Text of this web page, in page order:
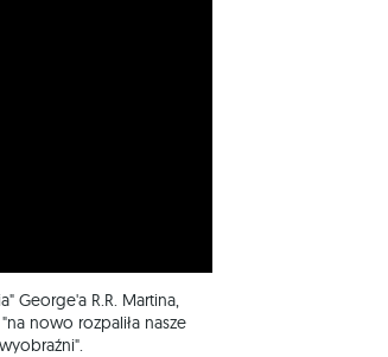
George'a R.R. Martina,
nowo rozpaliła nasze